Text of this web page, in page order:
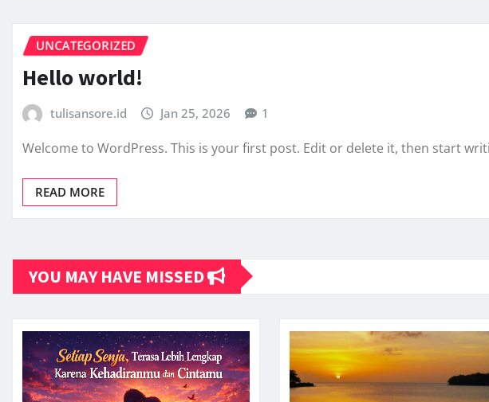
UNCATEGORIZED
Hello world!
tulisansore.id Jan 25, 2026 1
Welcome to WordPress. This is your first post. Edit or delete it, then start
READ MORE
YOU MAY HAVE MISSED